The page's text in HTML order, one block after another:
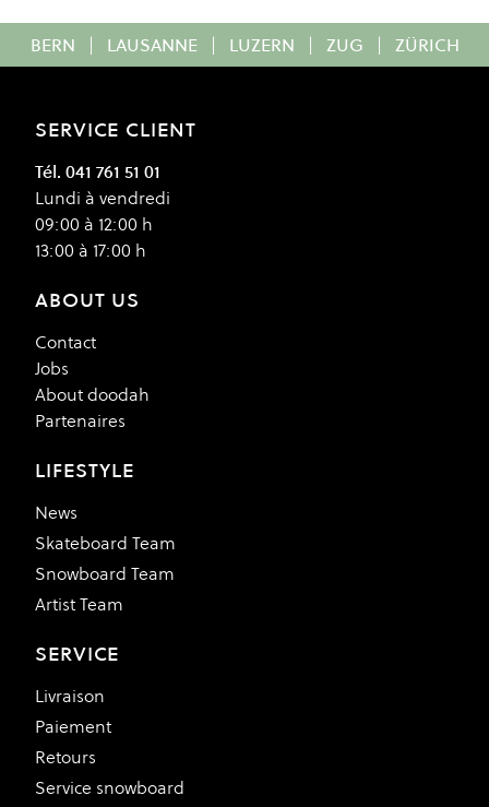
BERN | LAUSANNE | LUZERN | ZUG | ZÜRICH
SERVICE CLIENT
Tél. 041 761 51 01
Lundi à vendredi
09:00 à 12:00 h
13:00 à 17:00 h
ABOUT US
Contact
Jobs
About doodah
Partenaires
LIFESTYLE
News
Skateboard Team
Snowboard Team
Artist Team
SERVICE
Livraison
Paiement
Retours
Service snowboard